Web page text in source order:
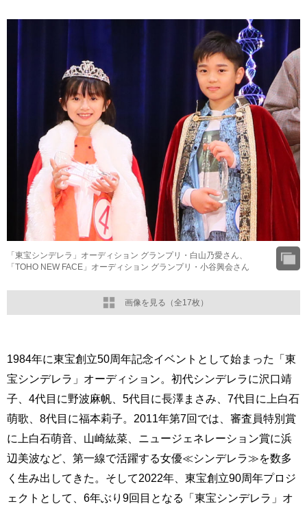
画像を見る（全17枚）
「東宝シンデレラ」オーディション グランプリ・白山乃愛さん、
「TOHO NEW FACE」オーディション グランプリ・小谷興会さん
1984年に東宝創立50周年記念イベントとして始まった「東
宝シンデレラ」オーディション。初代シンデレラに沢口靖
子、4代目に野波麻帆、5代目に長澤まさみ、7代目に上白石
萌歌、8代目に福本莉子。2011年第7回では、審査員特別賞
に上白石萌音、山崎紘菜、ニュージェネレーション賞に浜
辺美波など、第一線で活躍する女優≪シンデレラ≫を数多
く生み出してきた。そして2022年、東宝創立90周年プロジ
ェクトとして、6年ぶり9回目となる「東宝シンデレラ」オ